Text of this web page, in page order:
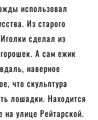
использовал
Из старого
сделал из
А сам ежик
наверное
что скульптура
лошадки. Находится
на улице Рейтарской.